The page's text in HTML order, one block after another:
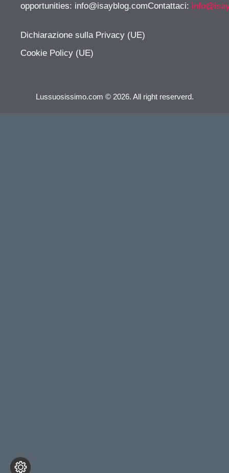
opportunities: info@isayblog.comContattaci:
Dichiarazione sulla Privacy (UE)
Cookie Policy (UE)
Lussuosissimo.com © 2026. All right reserverd.